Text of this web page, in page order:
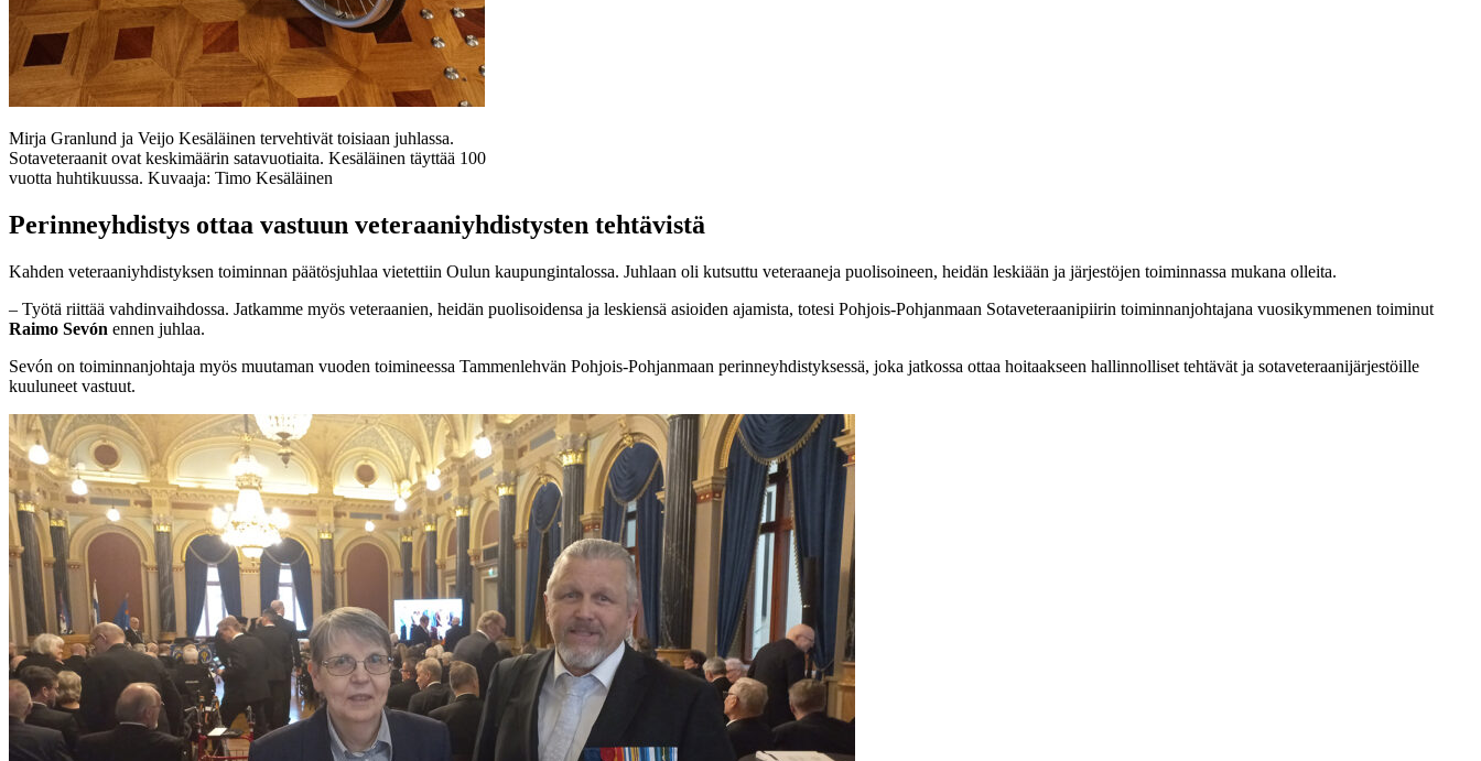
Mirja Granlund ja Veijo Kesäläinen tervehtivät toisiaan juhlassa.
Sotaveteraanit ovat keskimäärin satavuotiaita. Kesäläinen täyttää 100
vuotta huhtikuussa. Kuvaaja: Timo Kesäläinen
Perinneyhdistys ottaa vastuun veteraaniyhdistysten tehtävistä
Kahden veteraaniyhdistyksen toiminnan päätösjuhlaa vietettiin Oulun kaupungintalossa. Juhlaan oli kutsuttu veteraaneja puolisoineen, heidän leskiään ja järjestöjen toiminnassa mukana olleita.
– Työtä riittää vahdinvaihdossa. Jatkamme myös veteraanien, heidän puolisoidensa ja leskiensä asioiden ajamista, totesi Pohjois-Pohjanmaan Sotaveteraanipiirin toiminnanjohtajana vuosikymmenen toiminut
Raimo Sevón ennen juhlaa.
Sevón on toiminnanjohtaja myös muutaman vuoden toimineessa Tammenlehvän Pohjois-Pohjanmaan perinneyhdistyksessä, joka jatkossa ottaa hoitaakseen hallinnolliset tehtävät ja sotaveteraanijärjestöille
kuuluneet vastuut.